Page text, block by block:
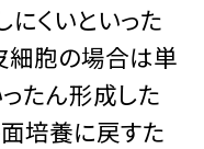
くいといった
細胞の場合は単
たん形成した
培養に戻すた